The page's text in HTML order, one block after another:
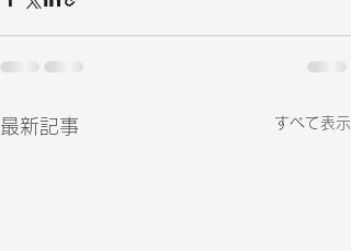
最新記事 すべて表示